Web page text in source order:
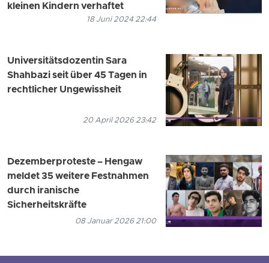
kleinen Kindern verhaftet
18 Juni 2024 22:44
Universitätsdozentin Sara
Shahbazi seit über 45 Tagen in
rechtlicher Ungewissheit
20 April 2026 23:42
Dezemberproteste – Hengaw
meldet 35 weitere Festnahmen
durch iranische
Sicherheitskräfte
08 Januar 2026 21:00